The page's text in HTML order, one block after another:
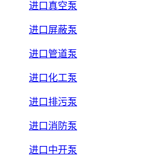
进口真空泵
进口屏蔽泵
进口管道泵
进口化工泵
进口排污泵
进口消防泵
进口中开泵